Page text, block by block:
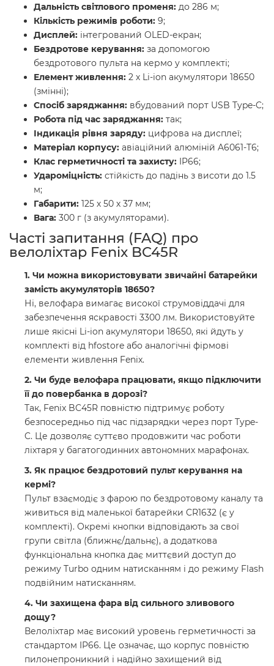
Дальність світлового променя: до 286 м;
Кількість режимів роботи: 9;
Дисплей: інтегрований OLED-екран;
Бездротове керування: за допомогою
бездротового пульта на кермо у комплекті;
Елемент живлення: 2 х Li-ion акумулятори 18650
(змінні);
Спосіб заряджання: вбудований порт USB Type-C;
Робота під час заряджання: так;
Індикація рівня заряду: цифрова на дисплеї;
Матеріал корпусу: авіаційний алюміній A6061-T6;
Клас герметичності та захисту: IP66;
Удароміцність: стійкість до падінь з висоти до 1.5
м;
Габарити: 125 х 50 х 37 мм;
Вага: 300 г (з акумуляторами).
Часті запитання (FAQ) про
велоліхтар Fenix BC45R
1. Чи можна використовувати звичайні батарейки
замість акумуляторів 18650?
Ні, велофара вимагає високої струмовіддачі для
забезпечення яскравості 3300 лм. Використовуйте
лише якісні Li-ion акумулятори 18650, які йдуть у
комплекті від hfostore або аналогічні фірмові
елементи живлення Fenix.
2. Чи буде велофара працювати, якщо підключити
її до повербанка в дорозі?
Так, Fenix BC45R повністю підтримує роботу
безпосередньо під час підзарядки через порт Type-
C. Це дозволяє суттєво продовжити час роботи
ліхтаря у багатогодинних автономних марафонах.
3. Як працює бездротовий пульт керування на
кермі?
Пульт взаємодіє з фарою по бездротовому каналу та
живиться від маленької батарейки CR1632 (є у
комплекті). Окремі кнопки відповідають за свої
групи світла (ближнє/дальнє), а додаткова
функціональна кнопка дає миттєвий доступ до
режиму Turbo одним натисканням і до режиму Flash
подвійним натисканням.
4. Чи захищена фара від сильного зливового
дощу?
Велоліхтар має високий уровень герметичності за
стандартом IP66. Це означає, що корпус повністю
пилонепроникний і надійно захищений від